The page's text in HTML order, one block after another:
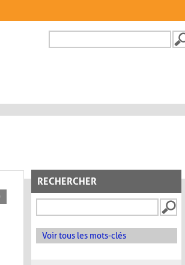
FORMULAIRE DE
RECHERCHER
Voir tous les mots-clés